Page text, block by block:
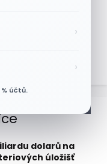
›
›
účtů.
%
dolarů na
úložišť